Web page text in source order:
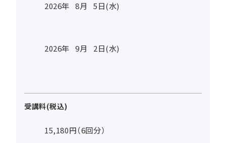
2026年 8月 5日(水)
2026年 9月 2日(水)
受講料(税込)
15,180円（6回分）